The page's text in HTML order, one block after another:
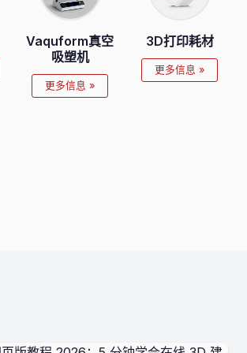
Vaquform真空
吸塑机
更多信息 »
3D打印耗材
更多信息 »